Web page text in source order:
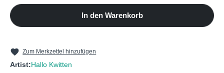
In den Warenkorb
Zum Merkzettel hinzufügen
Artist:Hallo Kwitten